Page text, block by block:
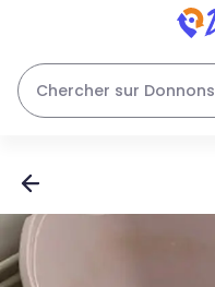
Chercher sur Donnons